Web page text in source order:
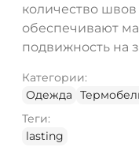
количество
обеспечивают
подвижность на
Категории:
Одежда
Теги:
lasting